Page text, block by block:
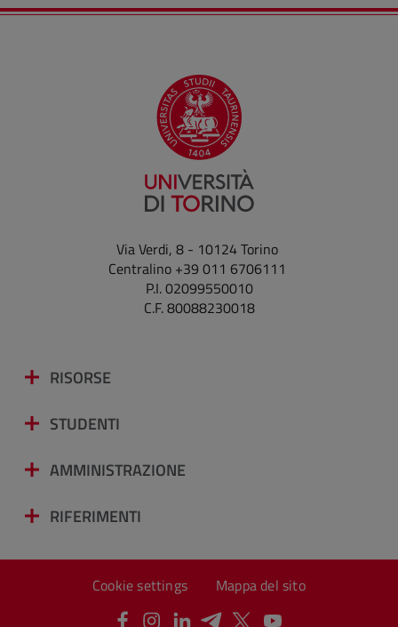
Via Verdi, 8 - 10124 Torino
Centralino +39 011 6706111
P.I. 02099550010
C.F. 80088230018
RISORSE
STUDENTI
AMMINISTRAZIONE
RIFERIMENTI
Cookie settings Mappa del sito